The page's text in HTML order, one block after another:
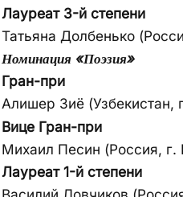
Лауреат 3-й степени
Татьяна Долбенько
Номинация «Поэзия»
Гран-при
Алишер Зиё (Узбекистан,
Вице Гран-при
Михаил Песин (Россия,
Лауреат 1-й степени